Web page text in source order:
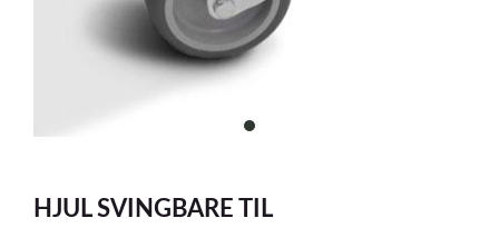
item
of
HJUL SVINGBARE TIL